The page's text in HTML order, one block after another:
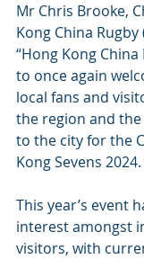
Mr Chris Brooke,
Kong China Rugby
“Hong Kong
to once again
local fans and
the region and
to the city for the
Kong Sevens 2024.
This year’s event
interest amongst
visitors, with